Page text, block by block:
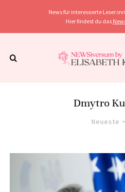
News für interessierte
Hier findest du das
Dmytro
Neueste